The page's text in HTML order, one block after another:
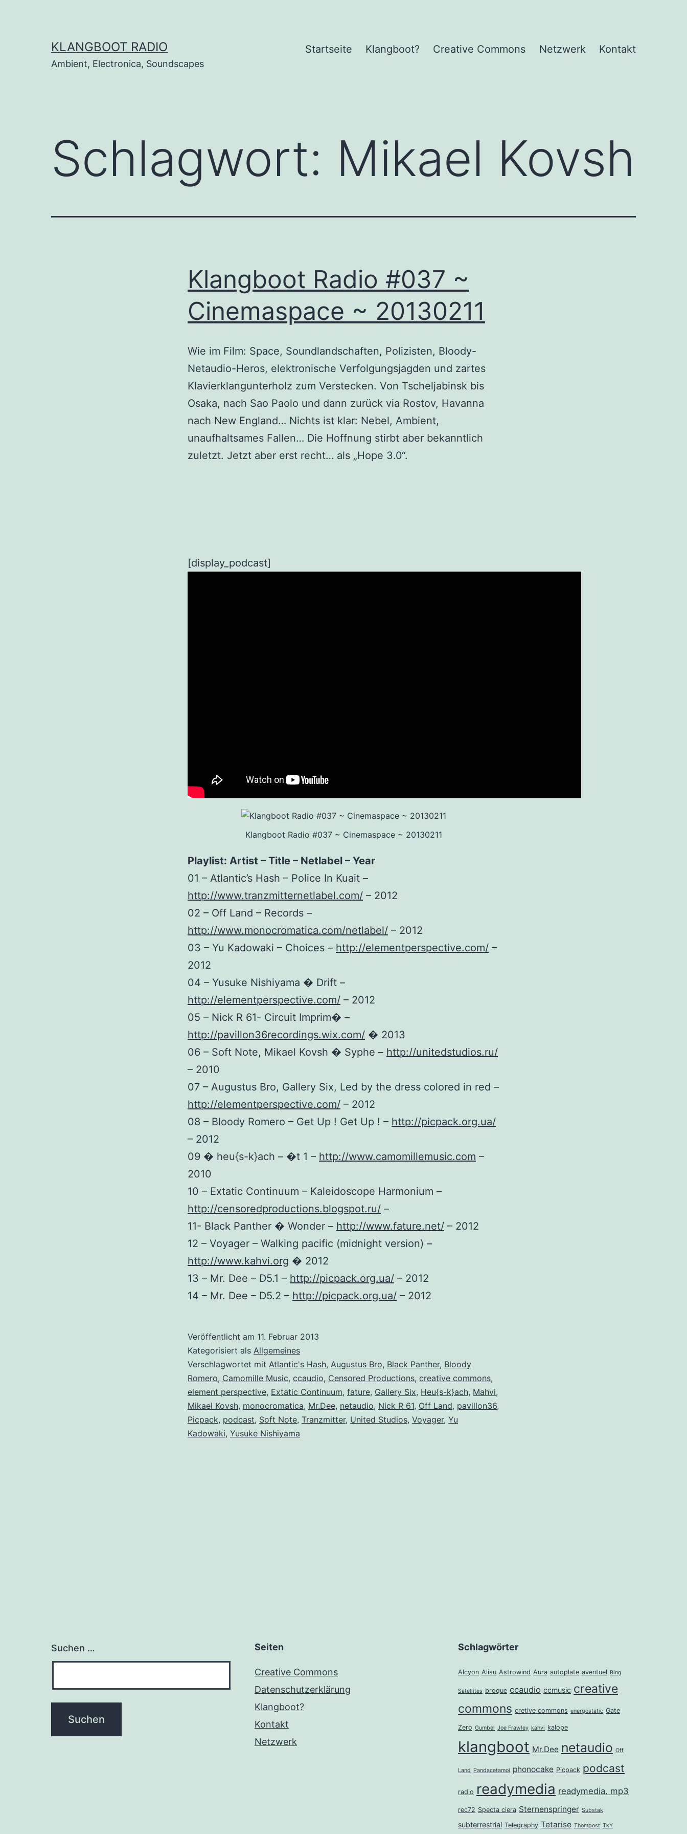
KLANGBOOT RADIO
Ambient, Electronica, Soundscapes
Startseite Klangboot? Creative Commons Netzwerk Kontakt
Schlagwort: Mikael Kovsh
Klangboot Radio #037 ~
Cinemaspace ~ 20130211
Wie im Film: Space, Soundlandschaften, Polizisten, Bloody-
Netaudio-Heros, elektronische Verfolgungsjagden und zartes
Klavierklangunterholz zum Verstecken. Von Tscheljabinsk bis
Osaka, nach Sao Paolo und dann zurück via Rostov, Havanna
nach New England… Nichts ist klar: Nebel, Ambient,
unaufhaltsames Fallen… Die Hoffnung stirbt aber bekanntlich
zuletzt. Jetzt aber erst recht… als „Hope 3.0“.
[display_podcast]
Klangboot Radio #037 ~ Cinemaspace ~ 20130211
Playlist: Artist – Title – Netlabel – Year
01 – Atlantic’s Hash – Police In Kuait –
http://www.tranzmitternetlabel.com/ – 2012
02 – Off Land – Records –
http://www.monocromatica.com/netlabel/ – 2012
03 – Yu Kadowaki – Choices – http://elementperspective.com/ –
2012
04 – Yusuke Nishiyama � Drift –
http://elementperspective.com/ – 2012
05 – Nick R 61- Circuit Imprim� –
http://pavillon36recordings.wix.com/ � 2013
06 – Soft Note, Mikael Kovsh � Syphe – http://unitedstudios.ru/
– 2010
07 – Augustus Bro, Gallery Six, Led by the dress colored in red –
http://elementperspective.com/ – 2012
08 – Bloody Romero – Get Up ! Get Up ! – http://picpack.org.ua/
– 2012
09 � heu{s-k}ach – �t 1 – http://www.camomillemusic.com –
2010
10 – Extatic Continuum – Kaleidoscope Harmonium –
http://censoredproductions.blogspot.ru/ –
11- Black Panther � Wonder – http://www.fature.net/ – 2012
12 – Voyager – Walking pacific (midnight version) –
http://www.kahvi.org � 2012
13 – Mr. Dee – D5.1 – http://picpack.org.ua/ – 2012
14 – Mr. Dee – D5.2 – http://picpack.org.ua/ – 2012
Veröffentlicht am 11. Februar 2013
Kategorisiert als Allgemeines
Verschlagwortet mit Atlantic's Hash, Augustus Bro, Black Panther, Bloody
Romero, Camomille Music, ccaudio, Censored Productions, creative commons,
element perspective, Extatic Continuum, fature, Gallery Six, Heu{s-k}ach, Mahvi,
Mikael Kovsh, monocromatica, Mr.Dee, netaudio, Nick R 61, Off Land, pavillon36,
Picpack, podcast, Soft Note, Tranzmitter, United Studios, Voyager, Yu
Kadowaki, Yusuke Nishiyama
Suchen … Seiten
Creative Commons
Datenschutzerklärung
Klangboot?
Kontakt
Netzwerk
Schlagwörter
Alcyon Alisu Astrowind Aura autoplate aventuel Bing
Satellites broque ccaudio ccmusic creative
commons cretive commons energostatic Gate
Zero Gumbel Joe Frawley kahvi kalope
klangboot Mr.Dee netaudio Off
Land Pandacetamol phonocake Picpack podcast
radio readymedia readymedia. mp3
rec72 Specta ciera Sternenspringer Substak
subterrestrial Telegraphy Tetarise Thompost TkY